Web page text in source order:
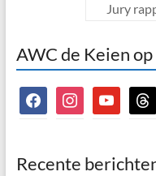
Jury
AWC de Keien
facebookinstagramyoutube
Recente